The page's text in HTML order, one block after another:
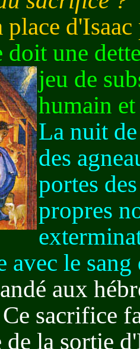
place
doit une
jeu de
humain
La nuit
des
portes
propres
avec le
aux
sacrifice
de la sortie